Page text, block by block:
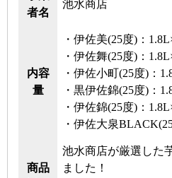
者名
池水商店
内容
量
・伊佐美(25度)：
・伊佐舞(25度)：
・伊佐小町(25度)：
・黒伊佐錦(25度)：
・伊佐錦(25度)：
・伊佐大泉
商品
池水商店が厳選した
ました！